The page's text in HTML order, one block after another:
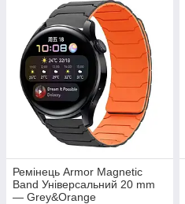
Ремінець Armor Magnetic
Band Універсальний 20 mm
— Grey&Orange